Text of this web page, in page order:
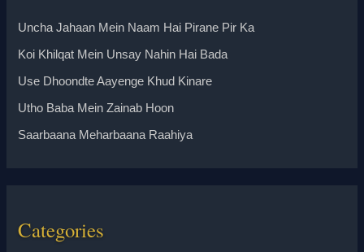
Uncha Jahaan Mein Naam Hai Pirane Pir Ka
Koi Khilqat Mein Unsay Nahin Hai Bada
Use Dhoondte Aayenge Khud Kinare
Utho Baba Mein Zainab Hoon
Saarbaana Meharbaana Raahiya
Categories